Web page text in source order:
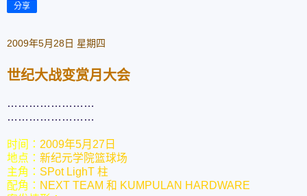
分享
2009年5月28日 星期四
世纪大战变赏月大会
……………………
……………………
时间： 2009年5月27日
地点： 新纪元学院篮球场
主角： SPot LighT 柱
配角： NEXT TEAM 和 KUMPULAN HARDWARE